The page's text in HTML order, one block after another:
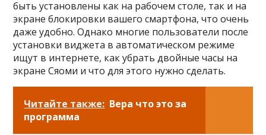
быть установлены как на рабочем столе, так и на
экране блокировки вашего смартфона, что очень
даже удобно. Однако многие пользователи после
установки виджета в автоматическом режиме
ищут в интернете, как убрать двойные часы на
экране Сяоми и что для этого нужно сделать.
Читайте также: Вера что это за
программа